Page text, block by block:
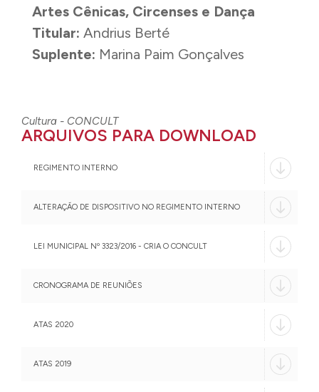
Artes Cênicas, Circenses e Dança
Titular: Andrius Berté
Suplente: Marina Paim Gonçalves
Cultura - CONCULT
ARQUIVOS PARA DOWNLOAD
REGIMENTO INTERNO
ALTERAÇÃO DE DISPOSITIVO NO REGIMENTO INTERNO
LEI MUNICIPAL Nº 3323/2016 - CRIA O CONCULT
CRONOGRAMA DE REUNIÕES
ATAS 2020
ATAS 2019